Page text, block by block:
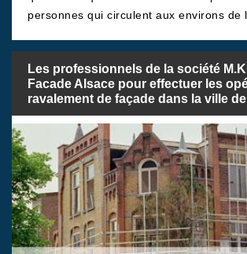
personnes qui circulent aux environs de
Les professionnels de la société
Facade Alsace pour effectuer les
ravalement de façade dans la ville